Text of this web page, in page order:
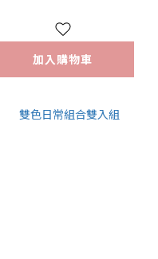
Meta stand筆電平板
支架）【正版授權】
加入購物車